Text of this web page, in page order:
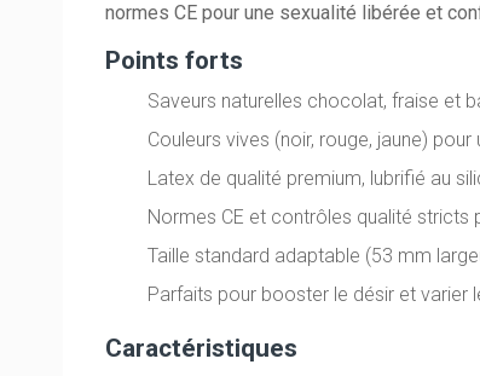
normes CE pour une sexualité libérée et
Points forts
Saveurs naturelles chocolat, fraise et
Couleurs vives (noir, rouge, jaune)
Latex de qualité premium, lubrifié au
Normes CE et contrôles qualité
Taille standard adaptable (53 mm
Parfaits pour booster le désir et varier
Caractéristiques